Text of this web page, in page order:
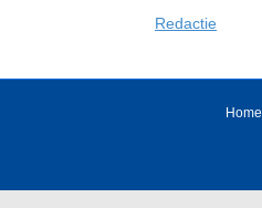
Redactie
Home